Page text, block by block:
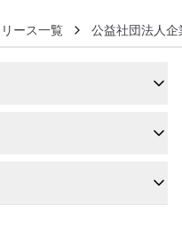
ース一覧 公益社団法人